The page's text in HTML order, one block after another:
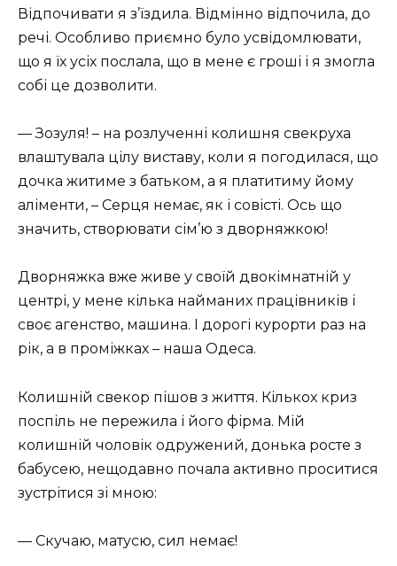
Відпочивати я з’їздила. Відмінно відпочила, до
речі. Особливо приємно було усвідомлювати,
що я їх усіх послала, що в мене є гроші і я змогла
собі це дозволити.
— Зозуля! – на розлученні колишня свекруха
влаштувала цілу виставу, коли я погодилася, що
дочка житиме з батьком, а я платитиму йому
аліменти, – Серця немає, як і совісті. Ось що
значить, створювати сім’ю з дворняжкою!
Дворняжка вже живе у своїй двокімнатній у
центрі, у мене кілька найманих працівників і
своє агенство, машина. І дорогі курорти раз на
рік, а в проміжках – наша Одеса.
Колишній свекор пішов з життя. Кількох криз
поспіль не пережила і його фірма. Мій
колишній чоловік одружений, донька росте з
бабусею, нещодавно почала активно проситися
зустрітися зі мною:
— Скучаю, матусю, сил немає!